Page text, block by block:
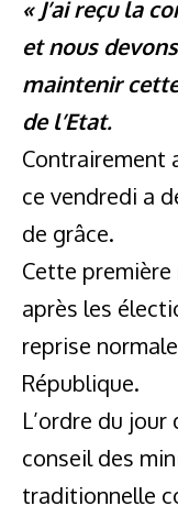
« J’ai reçu la
et nous
maintenir
de l’Etat.
Contrairement
ce vendredi a
de grâce.
Cette
après les
reprise
République.
L’ordre du jour
conseil des
traditionnelle